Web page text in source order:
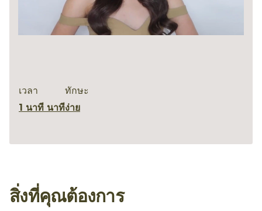
เวลา
1 นาที นาที
ทักษะ
ง่าย
สิ่งที่คุณต้องการ